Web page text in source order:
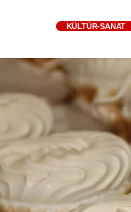
KÜLTÜR-SANAT